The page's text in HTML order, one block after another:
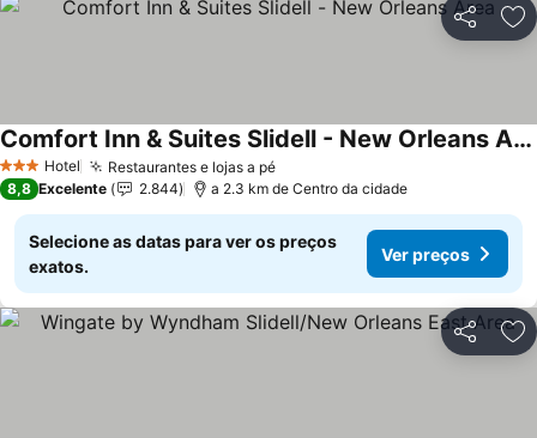
Partilhar
3 EstrelasHotel Restaurantes e lojas a péVer preços
Comfort Inn & Suites Slidell - New Orleans Area
Ver preços
8,8 Excelente 2.844 a 2.3 km de Centro da cidade
Selecione as datas para ver os preços
exatos.
Ver preços
Partilhar